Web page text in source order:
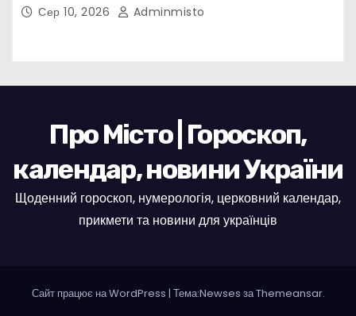
Сер 10, 2026 Adminmisto
Про Місто | Гороскоп,
календар, новини України
Щоденний гороскоп, нумерологія, церковний календар,
прикмети та новини для українців
Сайт працює на WordPress | Тема:Newses заThemeansar.